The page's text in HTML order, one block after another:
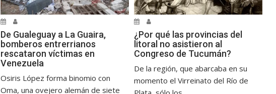
De Gualeguay a La Guaira,
bomberos entrerrianos
rescataron víctimas en
Venezuela
Osiris López forma binomio con
Oma, una ovejero alemán de siete
¿Por qué las provincias del
litoral no asistieron al
Congreso de Tucumán?
De la región, que abarcaba en su
momento el Virreinato del Río de